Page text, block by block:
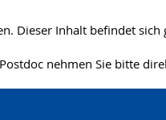
Dieser Inhalt befindet sich
nehmen Sie bitte